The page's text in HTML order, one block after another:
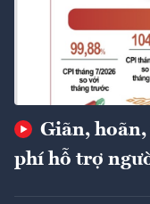
Giãn,
phí hỗ trợ